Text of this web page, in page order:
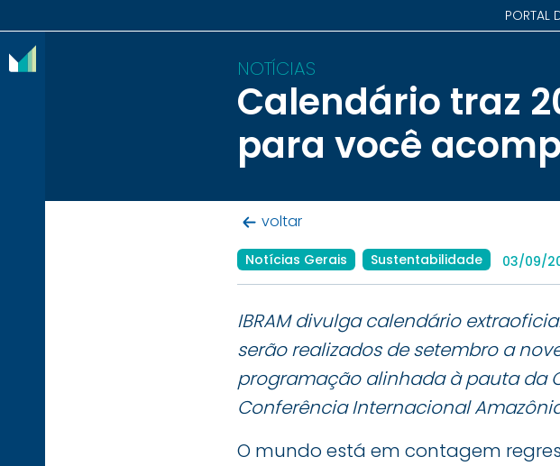
PORTAL
NOTÍCIAS
Calendário traz
para você
voltar
Notícias Gerais Sustentabilidade 03/09/
IBRAM divulga calendário
serão realizados de setembro a
programação alinhada à pauta da
Conferência Internacional
O mundo está em contagem